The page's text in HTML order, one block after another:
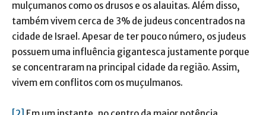
mulçumanos como os drusos e os alauitas. Além disso,
também vivem cerca de 3% de judeus concentrados na
cidade de Israel. Apesar de ter pouco número, os judeus
possuem uma influência gigantesca justamente porque
se concentraram na principal cidade da região. Assim,
vivem em conflitos com os muçulmanos.